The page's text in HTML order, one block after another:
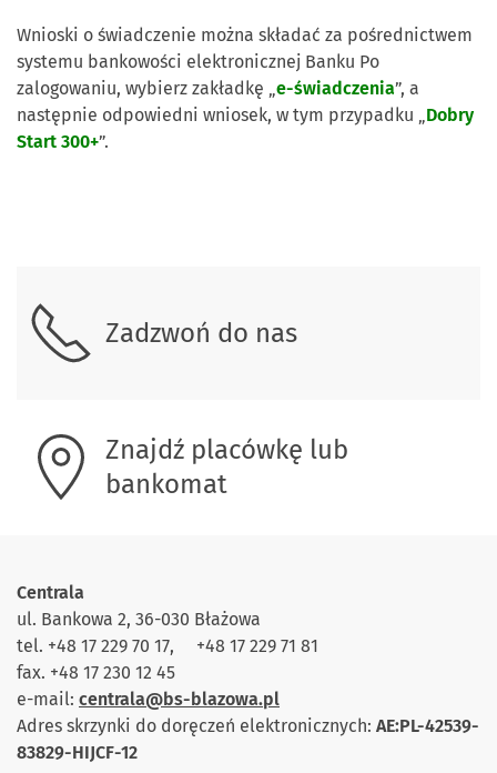
Wnioski o świadczenie można składać za pośrednictwem
systemu bankowości elektronicznej Banku Po
zalogowaniu, wybierz zakładkę „e-świadczenia”, a
następnie odpowiedni wniosek, w tym przypadku „Dobry
Start 300+”.
Zadzwoń do nas
Znajdź placówkę lub
bankomat
Centrala
ul. Bankowa 2, 36-030 Błażowa
tel. +48 17 229 70 17, +48 17 229 71 81
fax. +48 17 230 12 45
e-mail: centrala@bs-blazowa.pl
Adres skrzynki do doręczeń elektronicznych: AE:PL-42539-
83829-HIJCF-12